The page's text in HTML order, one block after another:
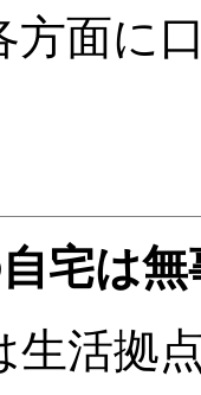
方面に
宅は
活拠